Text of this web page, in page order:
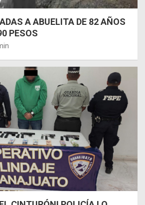
A ABUELITA DE 82 AÑOS
PESOS